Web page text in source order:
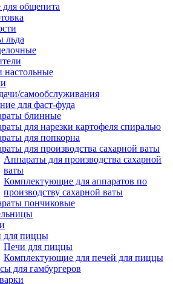
общепита
льда
настольные
самообслуживания
для фаст-фуда
блинные
для нарезки картофеля спиралью
для попкорна
для производства сахарной ваты
Аппараты для производства сахарной
ваты
Комплектующие для аппаратов по
производству сахарной ваты
пончиковые
для пиццы
Печи для пиццы
Комплектующие для печей для пиццы
для гамбургеров